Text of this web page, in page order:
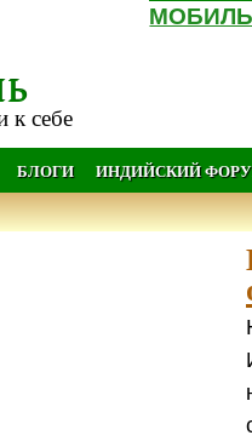
к себе
БЛОГИ ИНДИЙСКИЙ